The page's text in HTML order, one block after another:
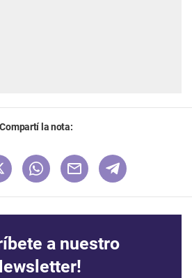
Compartí la nota:
a nuestro